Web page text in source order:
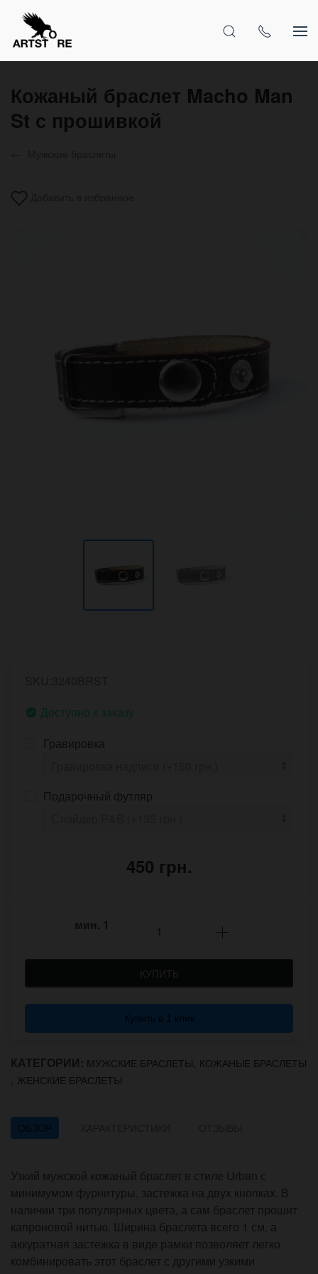
Кожаный браслет Macho Man
St с прошивкой
Доступно к заказу
Гравировка
Подарочный футляр
450 грн.
мин. 1
КУПИТЬ
Купить в 1 клик
КАТЕГОРИИ: МУЖСКИЕ БРАСЛЕТЫ, КОЖАНЫЕ БРАСЛЕТЫ
, ЖЕНСКИЕ БРАСЛЕТЫ
ОБЗОР
Узкий мужской кожаный браслет в стиле Urban с
минимумом фурнитуры, застежка на двух кнопках. В
наличии три популярных цвета, а сам браслет прошит
капроновой нитью. Ширина браслета всего 1 см, а
аккуратная застежка в виде рамки позволяет легко
комбинировать этот браслет с другими узкими